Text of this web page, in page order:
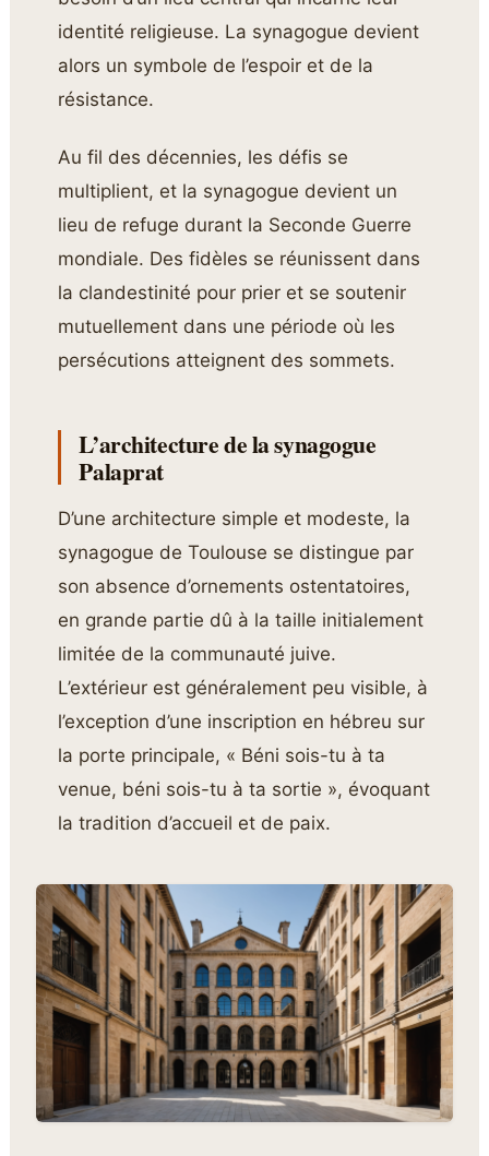
identité religieuse. La synagogue devient
alors un symbole de l’espoir et de la
résistance.
Au fil des décennies, les défis se
multiplient, et la synagogue devient un
lieu de refuge durant la Seconde Guerre
mondiale. Des fidèles se réunissent dans
la clandestinité pour prier et se soutenir
mutuellement dans une période où les
persécutions atteignent des sommets.
L’architecture de la synagogue
Palaprat
D’une architecture simple et modeste, la
synagogue de Toulouse se distingue par
son absence d’ornements ostentatoires,
en grande partie dû à la taille initialement
limitée de la communauté juive.
L’extérieur est généralement peu visible, à
l’exception d’une inscription en hébreu sur
la porte principale, « Béni sois-tu à ta
venue, béni sois-tu à ta sortie », évoquant
la tradition d’accueil et de paix.